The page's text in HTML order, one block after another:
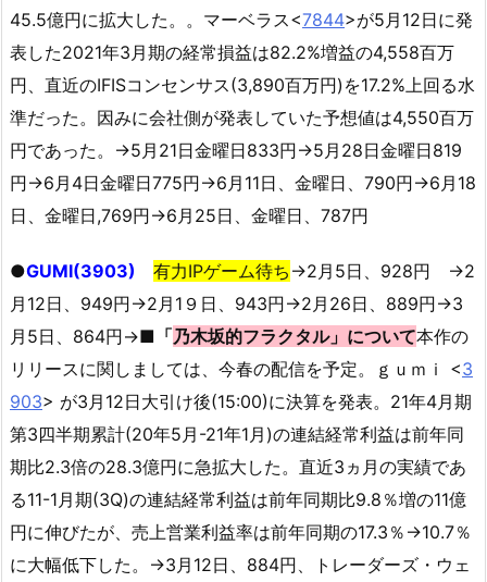
45.5億円に拡大した。。マーベラス<7844>が5月12日に発
表した2021年3月期の経常損益は82.2%増益の4,558百万
円、直近のIFISコンセンサス(3,890百万円)を17.2%上回る水
準だった。因みに会社側が発表していた予想値は4,550百万
円であった。→5月21日金曜日833円→5月28日金曜日819
円→6月4日金曜日775円→6月11日、金曜日、790円→6月18
日、金曜日,769円→6月25日、金曜日、787円
●GUMI(3903) 有力IPゲーム待ち →2月5日、928円 →2
月12日、949円→2月1９日、943円→2月26日、889円→3
月5日、864円→■「乃木坂的フラクタル」について本作の
リリースに関しましては、今春の配信を予定。ｇｕｍｉ <3
903> が3月12日大引け後(15:00)に決算を発表。21年4月期
第3四半期累計(20年5月-21年1月)の連結経常利益は前年同
期比2.3倍の28.3億円に急拡大した。直近3ヵ月の実績であ
る11-1月期(3Q)の連結経常利益は前年同期比9.8％増の11億
円に伸びたが、売上営業利益率は前年同期の17.3％→10.7％
に大幅低下した。→3月12日、884円、トレーダーズ・ウェ